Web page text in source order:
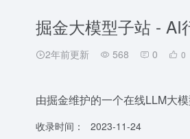
掘金大模型子站 - AI
2年前更新 568 0 0
由掘金维护的一个在线LLM大
收录时间： 2023-11-24